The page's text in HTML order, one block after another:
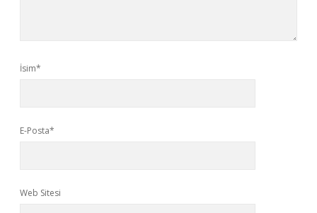
İsim*
E-Posta*
Web Sitesi